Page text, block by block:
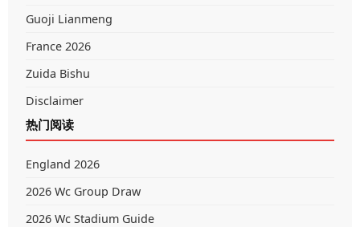
Guoji Lianmeng
France 2026
Zuida Bishu
Disclaimer
热门阅读
England 2026
2026 Wc Group Draw
2026 Wc Stadium Guide